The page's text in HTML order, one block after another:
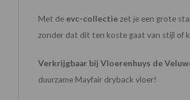
Met de evc-collectiezet je een grote
zonder dat dit ten koste gaat van stijl of
Verkrijgbaar bij Vloerenhuys de
duurzame Mayfair dryback vloer!